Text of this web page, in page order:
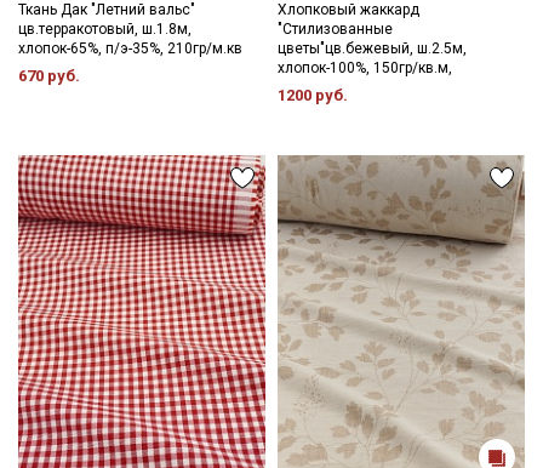
Ткань Дак "Летний вальс"
цв.терракотовый, ш.1.8м,
хлопок-65%, п/э-35%, 210гр/м.кв
670 руб.
Хлопковый жаккард
"Стилизованные
цветы"цв.бежевый, ш.2.5м,
хлопок-100%, 150гр/кв.м,
1200 руб.